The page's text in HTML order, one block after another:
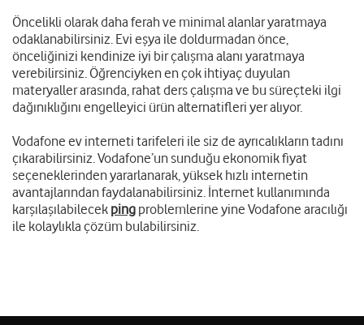
Öncelikli olarak daha ferah ve minimal alanlar yaratmaya
odaklanabilirsiniz. Evi eşya ile doldurmadan önce,
önceliğinizi kendinize iyi bir çalışma alanı yaratmaya
verebilirsiniz. Öğrenciyken en çok ihtiyaç duyulan
materyaller arasında, rahat ders çalışma ve bu süreçteki ilgi
dağınıklığını engelleyici ürün alternatifleri yer alıyor.
Vodafone ev interneti tarifeleri ile siz de ayrıcalıkların tadını
çıkarabilirsiniz. Vodafone’un sunduğu ekonomik fiyat
seçeneklerinden yararlanarak, yüksek hızlı internetin
avantajlarından faydalanabilirsiniz. İnternet kullanımında
karşılaşılabilecek ping problemlerine yine Vodafone aracılığı
ile kolaylıkla çözüm bulabilirsiniz.